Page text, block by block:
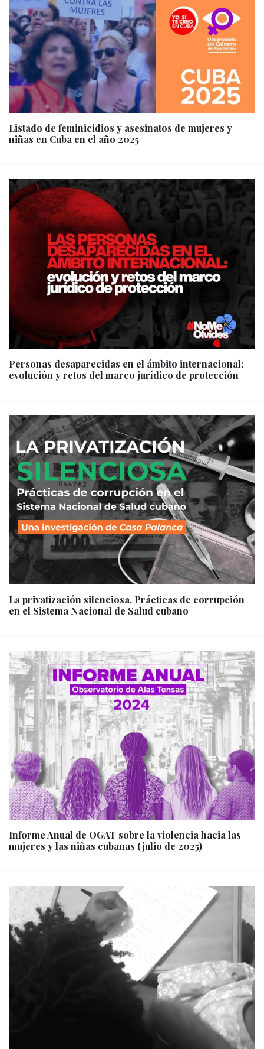
Listado de feminicidios y asesinatos de mujeres y
niñas en Cuba en el año 2025
Personas desaparecidas en el ámbito internacional:
evolución y retos del marco jurídico de protección
La privatización silenciosa. Prácticas de corrupción
en el Sistema Nacional de Salud cubano
Informe Anual de OGAT sobre la violencia hacia las
mujeres y las niñas cubanas (julio de 2025)